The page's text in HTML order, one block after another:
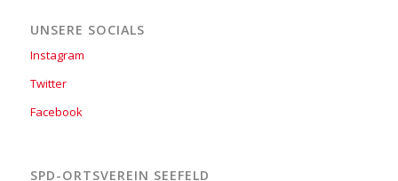
UNSERE SOCIALS
Instagram
Twitter
Facebook
SPD-ORTSVEREIN SEEFELD